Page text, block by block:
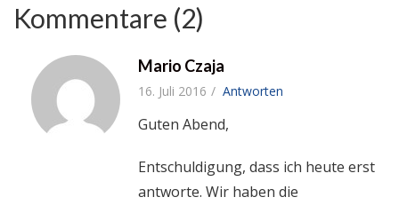
Kommentare (2)
Mario Czaja
16. Juli 2016 Antworten
Guten Abend,
Entschuldigung, dass ich heute erst
antworte. Wir haben die